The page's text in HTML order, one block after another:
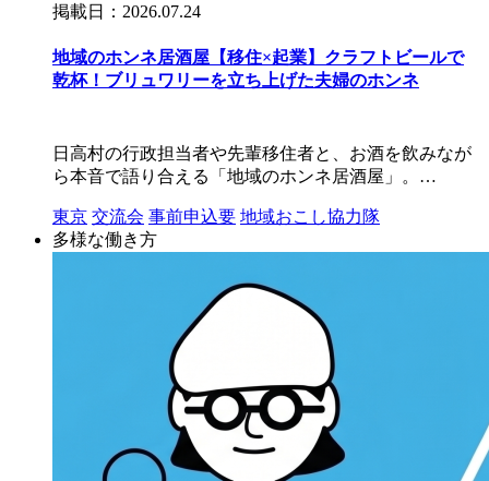
掲載日：2026.07.24
地域のホンネ居酒屋【移住×起業】クラフトビールで
乾杯！ブリュワリーを立ち上げた夫婦のホンネ
日高村の行政担当者や先輩移住者と、お酒を飲みなが
ら本音で語り合える「地域のホンネ居酒屋」。…
東京 交流会 事前申込要 地域おこし協力隊
多様な働き方